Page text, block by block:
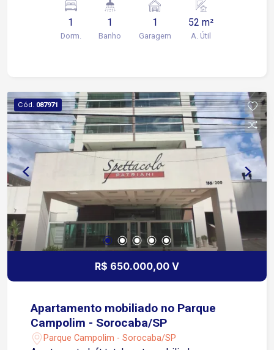
sofá, painel de TV e sanca Sacada gourmet
Depósito exclusivo por apartamento 2 Vagas de
garagem cobertas Comodidades do Condomínio:
Hidromassagem Pet Care Piscina adulta (raia de
25 m²) e infantil Solarium e espreguiçadeiras
Playground Quadra de tênis iluminada Sala de
massagem Salão de festas gourmet com pista
de dança Salão de jogos Sauna Localização:
Próximo ao Shopping Iguatemi, Supermercado
Tauste e comércios locais. Fácil acesso a Av.
Adolpho Massaglia e Rod. João Leme dos
Santos Agende sua visita
1
Dorm.
1
Banho
1
Garagem
52 m²
A. Útil
Cód. 087971
R$ 650.000,00 V
Apartamento mobiliado no Parque
Campolim - Sorocaba/SP
Parque Campolim - Sorocaba/SP